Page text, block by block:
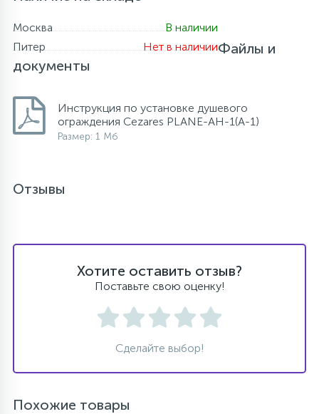
Москва
В наличии
Питер
Нет в наличииФайлы и
документы
Инструкция по установке душевого
ограждения Cezares PLANE-AH-1(A-1)
Размер: 1 Мб
Отзывы
Хотите оставить отзыв?
Поставьте свою оценку!
Сделайте выбор!
Похожие товары